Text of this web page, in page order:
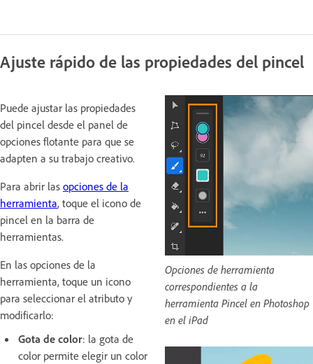
Ajuste rápido de las propiedades del pincel
Opciones de herramienta
correspondientes a la
herramienta Pincel en Photoshop
en el iPad
Puede ajustar las propiedades
del pincel desde el panel de
opciones flotante para que se
adapten a su trabajo creativo.
Para abrir las opciones de la
herramienta, toque el icono de
pincel en la barra de
herramientas.
En las opciones de la
herramienta, toque un icono
para seleccionar el atributo y
modificarlo:
Gota de color: la gota de
color permite elegir un color